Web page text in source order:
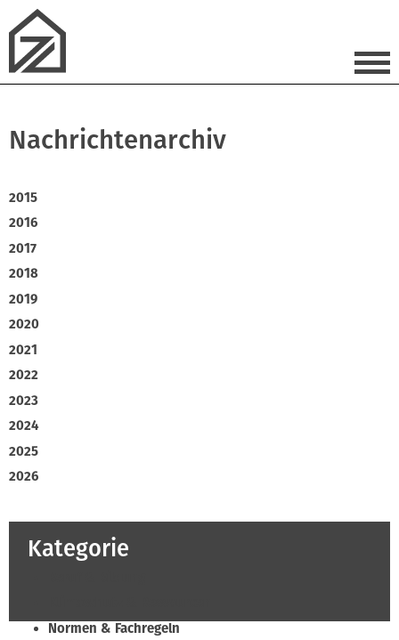
Nachrichtenarchiv
2015
2016
2017
2018
2019
2020
2021
2022
2023
2024
2025
2026
Kategorie
Normen & Fachregeln